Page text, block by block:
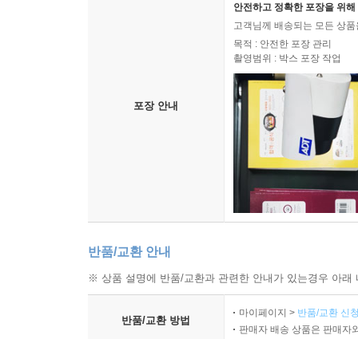
포장 안내
안전하고 정확한 포장을 위
고객님께 배송되는 모든 상
목적 : 안전한 포장 관리
촬영범위 : 박스 포장 작업
반품/교환 안내
※ 상품 설명에 반품/교환과 관련한 안내가 있는경우 아
반품/교환 방법
마이페이지 > 반품/교환 신
판매자 배송 상품은 판매자